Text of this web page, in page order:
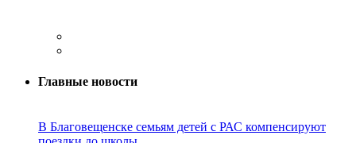
Главные новости
В Благовещенске семьям детей с РАС компенсируют